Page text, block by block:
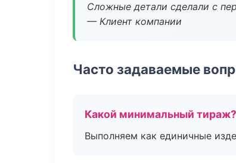
Сложные детали сделали с
— Клиент компании
Часто задаваемые
Какой минимальный тираж?
Выполняем как единичные